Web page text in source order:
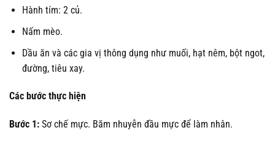
Hành tím: 2 củ.
Nấm mèo.
Dầu ăn và các gia vị thông dụng như muối, hạt nêm, bột ngot,
đường, tiêu xay.
Các bước thực hiện
Bước 1: Sơ chế mực. Băm nhuyễn đầu mực để làm nhân.